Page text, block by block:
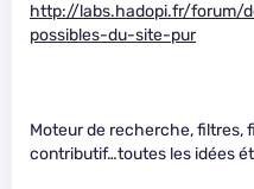
http://labs.hadopi.fr/forum/
possibles-du-site-pur
Moteur de recherche, filtres,
contributif…toutes les idées